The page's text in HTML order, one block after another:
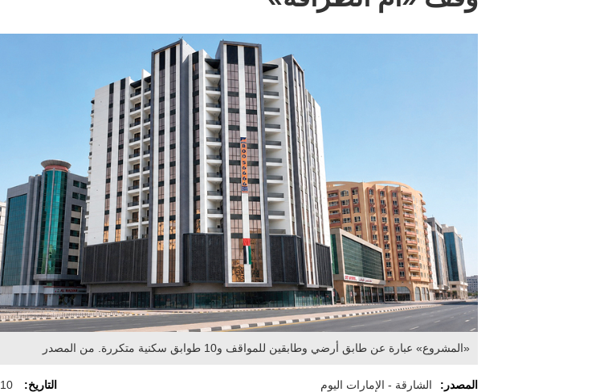
«المشروع» عبارة عن طابق أرضي وطابقين للمواقف و10 طوابق سكنية متكررة. من المصدر
المصدر: الشارقة - الإمارات اليوم التاريخ: 10 يونيو 2026